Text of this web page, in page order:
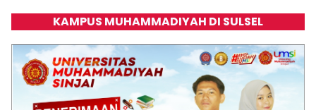
KAMPUS MUHAMMADIYAH DI SULSEL